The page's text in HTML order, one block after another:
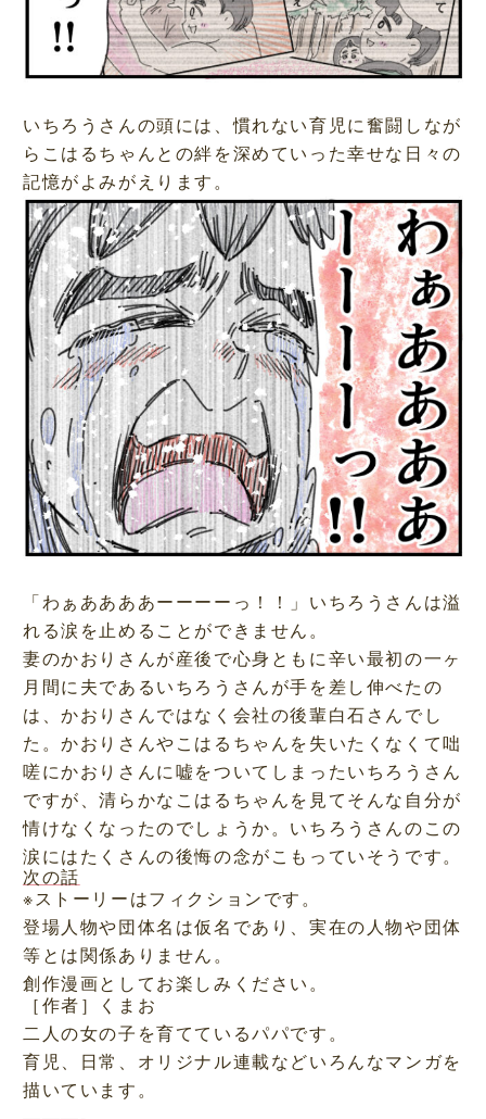
いちろうさんの頭には、慣れない育児に奮闘しなが
らこはるちゃんとの絆を深めていった幸せな日々の
記憶がよみがえります。
「わぁああああーーーーっ！！」いちろうさんは溢
れる涙を止めることができません。
妻のかおりさんが産後で心身ともに辛い最初の一ヶ
月間に夫であるいちろうさんが手を差し伸べたの
は、かおりさんではなく会社の後輩白石さんでし
た。かおりさんやこはるちゃんを失いたくなくて咄
嗟にかおりさんに嘘をついてしまったいちろうさん
ですが、清らかなこはるちゃんを見てそんな自分が
情けなくなったのでしょうか。いちろうさんのこの
涙にはたくさんの後悔の念がこもっていそうです。
次の話
※ストーリーはフィクションです。
登場人物や団体名は仮名であり、実在の人物や団体
等とは関係ありません。
創作漫画としてお楽しみください。
［作者］くまお
二人の女の子を育てているパパです。
育児、日常、オリジナル連載などいろんなマンガを
描いています。